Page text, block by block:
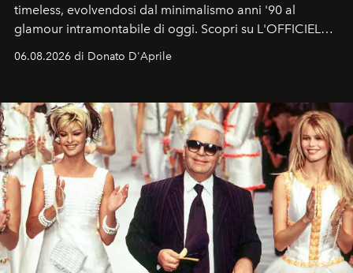
timeless, evolvendosi dal minimalismo anni '90 al
glamour intramontabile di oggi. Scopri su L'OFFICIEL
Italia la sua style evolution.
06.08.2026 di Donato D'Aprile